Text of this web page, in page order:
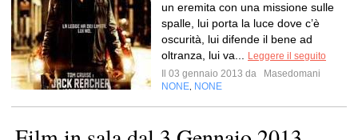
un eremita con una missione sulle
spalle, lui porta la luce dove c’è
oscurità, lui difende il bene ad
oltranza, lui va...
Leggere il seguito
Il 03 gennaio 2013 da
Masedomani
NONE NONE